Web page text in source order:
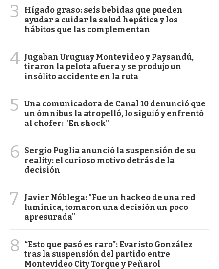
3
Hígado graso: seis bebidas que pueden
ayudar a cuidar la salud hepática y los
hábitos que las complementan
4 Jugaban Uruguay Montevideo y Paysandú,
tiraron la pelota afuera y se produjo un
insólito accidente en la ruta
5
Una comunicadora de Canal 10 denunció que
un ómnibus la atropelló, lo siguió y enfrentó
al chofer: "En shock"
6
Sergio Puglia anunció la suspensión de su
reality: el curioso motivo detrás de la
decisión
7
Javier Nóblega: "Fue un hackeo de una red
lumínica, tomaron una decisión un poco
apresurada"
8
“Esto que pasó es raro”: Evaristo González
tras la suspensión del partido entre
Montevideo City Torque y Peñarol